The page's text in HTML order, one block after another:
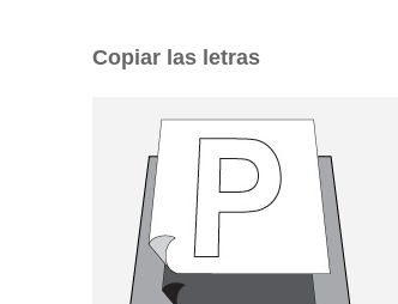
Copiar las letras